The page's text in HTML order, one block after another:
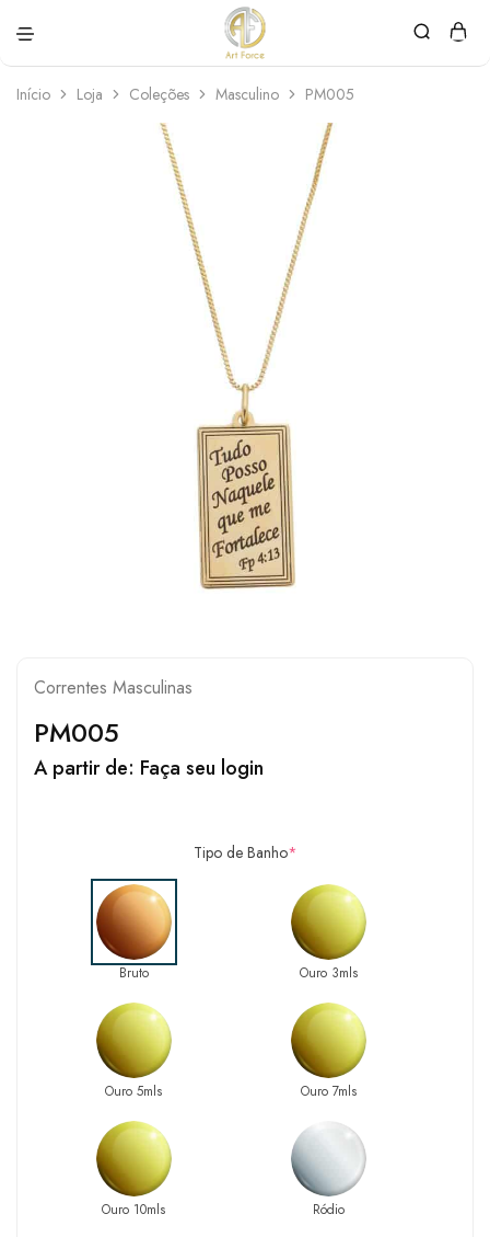
Force
personalizadas
Início Loja Coleções Masculino PM005
Correntes Masculinas
PM005
A partir de: Faça seu login
Tipo de Banho*
Bruto Ouro 3mls
Ouro 5mls Ouro 7mls
Ouro 10mls Ródio